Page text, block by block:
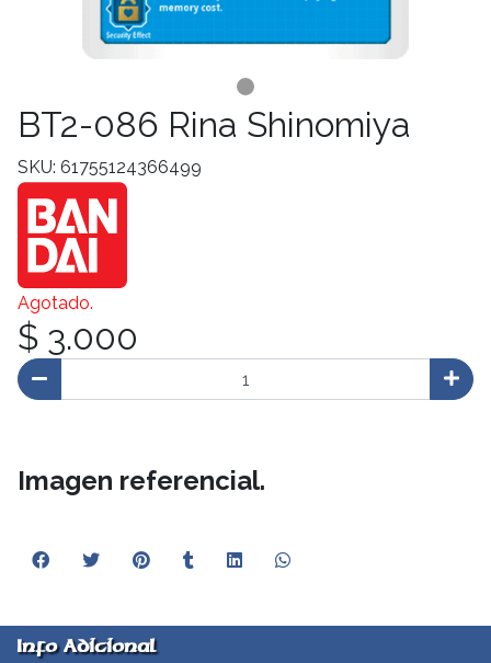
BT2-086 Rina Shinomiya
SKU: 61755124366499
Agotado.
$ 3.000
Imagen referencial.
Info Adicional